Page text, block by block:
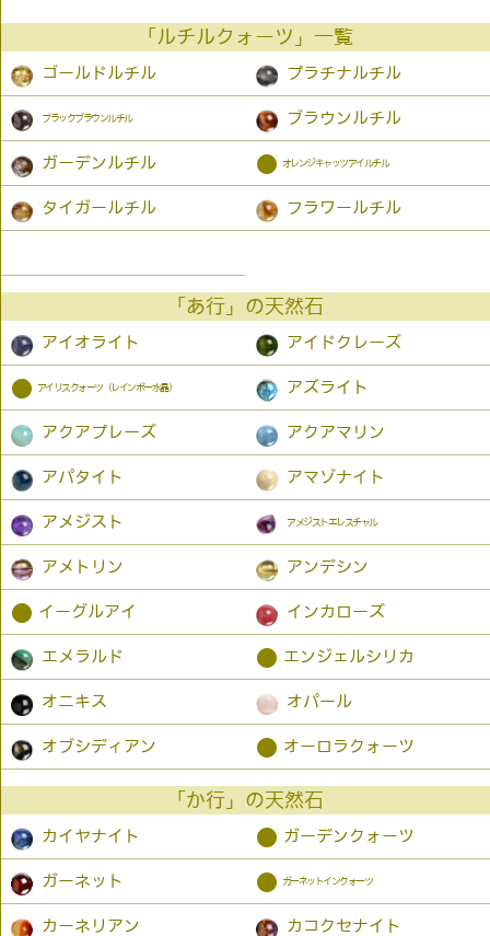
「ルチルクォーツ」一覧
ゴールドルチル プラチナルチル
ブラックブラウンルチル ブラウンルチル
ガーデンルチル ● オレンジキャッツアイルチル
タイガールチル フラワールチル
「あ行」の天然石
アイオライト アイドクレーズ
● アイリスクォーツ（レインボー水晶） アズライト
アクアプレーズ アクアマリン
アパタイト アマゾナイト
アメジスト アメジストエレスチャル
アメトリン アンデシン
● イーグルアイ インカローズ
エメラルド ● エンジェルシリカ
オニキス オパール
オブシディアン ● オーロラクォーツ
「か行」の天然石
カイヤナイト ● ガーデンクォーツ
ガーネット ● ガーネットインクォーツ
カーネリアン カコクセナイト